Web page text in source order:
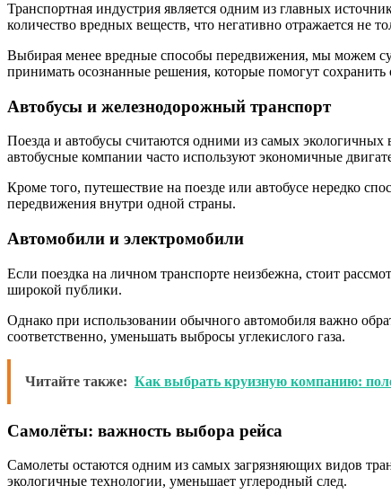
Транспортная индустрия является одним из главных
количество вредных веществ, что негативно отражается не
Выбирая менее вредные способы передвижения, мы можем
принимать осознанные решения, которые помогут
Автобусы и железнодорожный транспорт
Поезда и автобусы считаются одними из самых
автобусные компании часто используют экономичные
Кроме того, путешествие на поезде или автобусе нередко
передвижения внутри одной страны.
Автомобили и электромобили
Если поездка на личном транспорте неизбежна, стоит
широкой публики.
Однако при использовании обычного автомобиля важно
соответственно, уменьшать выбросы углекислого газа.
Читайте также: Как выбрать круизную компанию:
Самолёты: важность выбора рейса
Самолеты остаются одним из самых загрязняющих видов
экологичные технологии, уменьшает углеродный след.